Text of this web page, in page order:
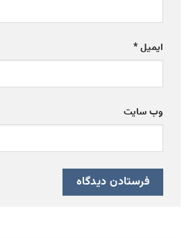
ایمیل*
وب‌ سایت